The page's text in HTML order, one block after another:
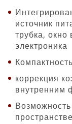
источник
трубка,
электроника
коррекция
внутренним
пространстве